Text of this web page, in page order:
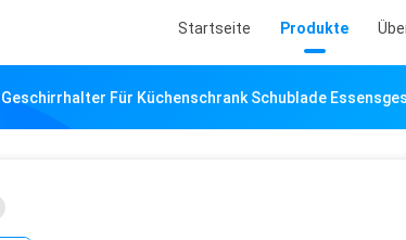
Startseite Produkte
Geschirrhalter Für Küchenschrank Schublade